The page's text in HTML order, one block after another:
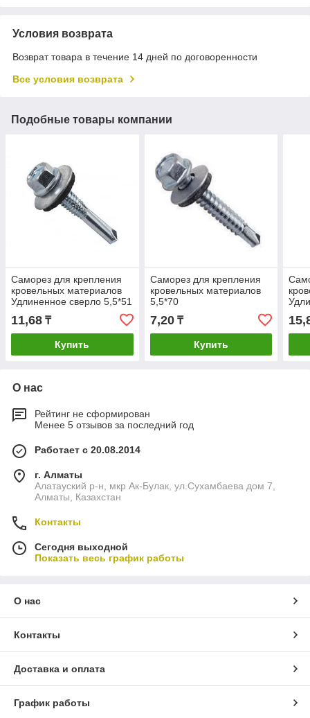
Условия возврата
Возврат товара в течение 14 дней по договоренности
Все условия возврата
Подобные товары компании
Саморез для крепления
кровельных материалов
Удлиненное сверло 5,5*51
11,68 ₸
Купить
Саморез для крепления
кровельных материалов
5,5*70
7,20₸
Купить
О нас
Рейтинг не сформирован
Менее 5 отзывов за последний год
Работает с 20.08.2014
г. Алматы
Алатауский р-н, мкр Ак-Булак, ул.Cухамбаева дом 7,
Алматы, Казахстан
Контакты
Сегодня выходной
Показать весь график работы
О нас
Контакты
Доставка и оплата
График работы